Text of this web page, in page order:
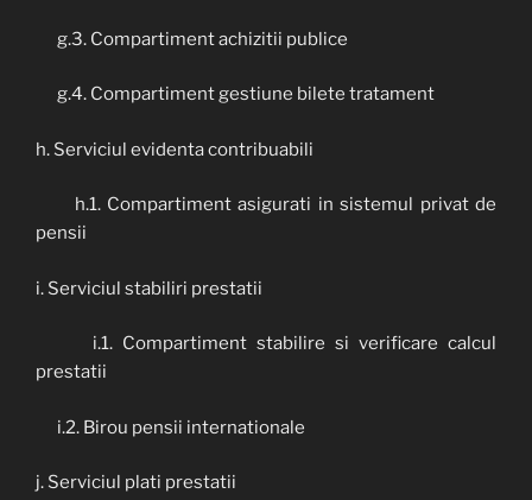
g.3. Compartiment achizitii publice
g.4. Compartiment gestiune bilete tratament
h. Serviciul evidenta contribuabili
h.1. Compartiment asigurati in sistemul privat de
pensii
i. Serviciul stabiliri prestatii
i.1. Compartiment stabilire si verificare calcul
prestatii
i.2. Birou pensii internationale
j. Serviciul plati prestatii